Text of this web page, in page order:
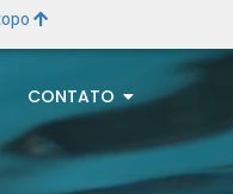
CONTATO